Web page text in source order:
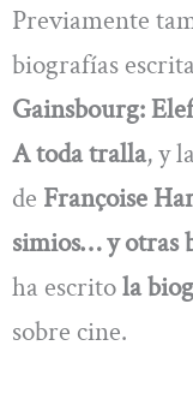
Previamente
biografías
Gainsbourg:
A toda tralla, y
de Françoise
simios… y otras
ha escritola
sobre cine.